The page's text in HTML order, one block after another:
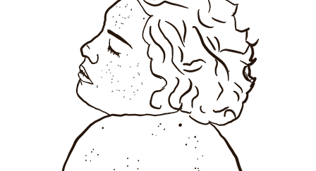
隐私权政策